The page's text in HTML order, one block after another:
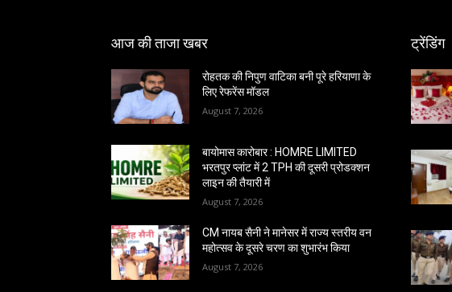
आज की ताजा खबर
रोहतक की निपुण वाटिका बनी पूरे हरियाणा के
लिए रेफरेंस मॉडल
August 7, 2026
बायोमास कारोबार : HOMRE LIMITED
भरतपुर प्लांट में 2 TPH की दूसरी प्रोडक्शन
लाइन की तैयारी में
August 7, 2026
CM नायब सैनी ने मानेसर में राज्य स्तरीय वन
महोत्सव के दूसरे चरण का शुभारंभ किया
August 7, 2026
ट्रेंडिंग